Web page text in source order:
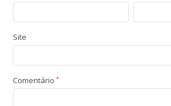
Site
Comentário*